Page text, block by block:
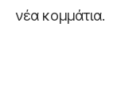
νέα κομμάτια.